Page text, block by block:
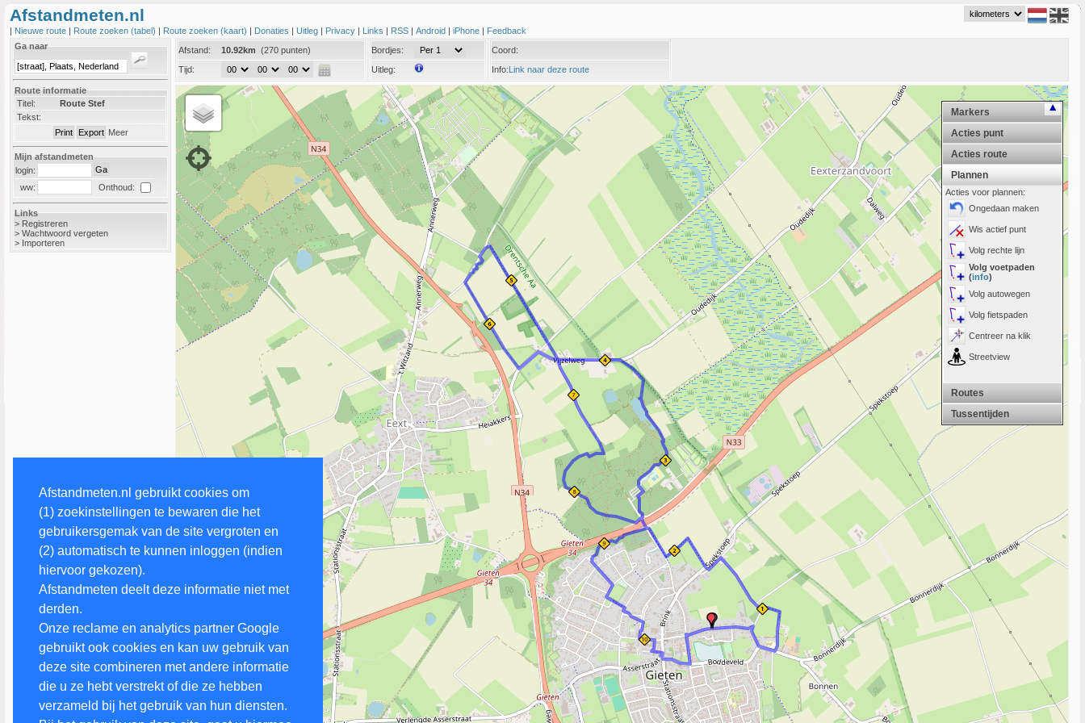
Afstandmeten.nl gebruikt cookies om
(1) zoekinstellingen te bewaren die het
gebruikersgemak van de site vergroten en
(2) automatisch te kunnen inloggen (indien
hiervoor gekozen).
Afstandmeten deelt deze informatie niet met
derden.
Onze reclame en analytics partner Google
gebruikt ook cookies en kan uw gebruik van
deze site combineren met andere informatie
die u ze hebt verstrekt of die ze hebben
verzameld bij het gebruik van hun diensten.
Afstandmeten.nl
| Nieuwe route | Route zoeken (tabel) | Route zoeken (kaart) | Donaties | Uitleg | Privacy | Links | RSS | Android | iPhone | Feedback
Ga naar
Route informatie
Titel:
Route Stef
Tekst:
Meer
Mijn afstandmeten
login:
ww:
Onthoud:
Links
> Registreren
> Wachtwoord vergeten
> Importeren
Afstand: 10.92km
(270 punten)
Tijd:
Bordjes:
Uitleg:
Coord:
Info:Link naar deze route
Markers
Acties punt
Acties route
Plannen
Acties voor plannen:
Ongedaan maken
Wis actief punt
Volg rechte lijn
Volg voetpaden
(info)
Volg autowegen
Volg fietspaden
Centreer na klik
Streetview
Routes
Tussentijden